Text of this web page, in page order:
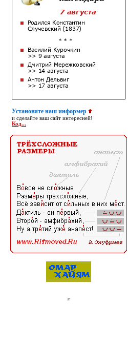
Установите наш информер
и сделайте ваш сайт интересней!
Код...